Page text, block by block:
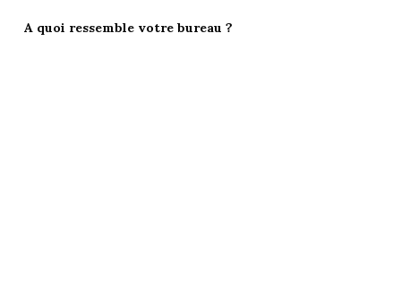
A quoi ressemble votre bureau ?